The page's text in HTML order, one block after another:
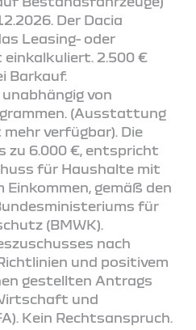
Der Dacia
Leasing- oder
2.500 €
Barkauf.
von
(Ausstattung
verfügbar). Die
zu 6.000 €, entspricht
für Haushalte mit
gemäß den
für
(BMWK).
nach
und positivem
gestellten Antrags
und
Kein Rechtsanspruch.